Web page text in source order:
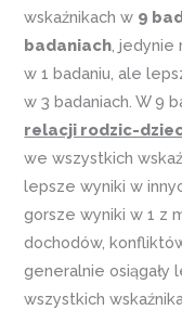
wskaźnikach w 9
badaniach ,
w 1 badaniu, ale
w 3 badaniach. W 9
relacji rodzic-
we wszystkich
lepsze wyniki w
gorsze wyniki w 1 z
dochodów,
generalnie osiągały
wszystkich